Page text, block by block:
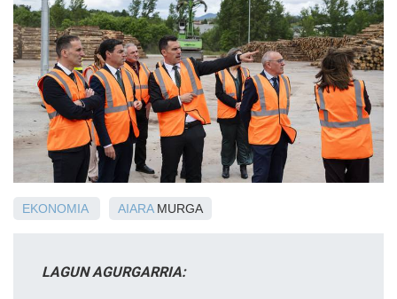
EKONOMIA AIARAMURGA
LAGUN AGURGARRIA: